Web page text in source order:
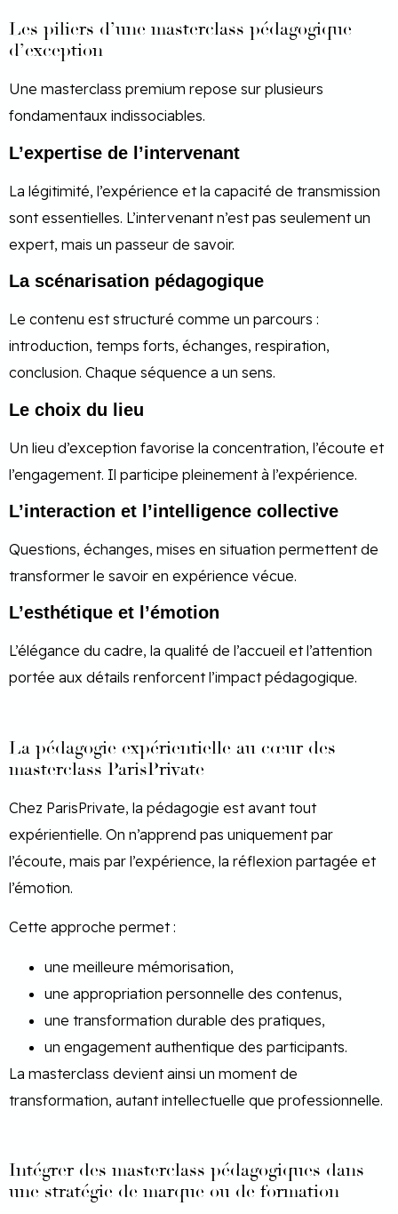
Les piliers d’une masterclass pédagogique
d’exception
Une masterclass premium repose sur plusieurs
fondamentaux indissociables.
L’expertise de l’intervenant
La légitimité, l’expérience et la capacité de transmission
sont essentielles. L’intervenant n’est pas seulement un
expert, mais un passeur de savoir.
La scénarisation pédagogique
Le contenu est structuré comme un parcours :
introduction, temps forts, échanges, respiration,
conclusion. Chaque séquence a un sens.
Le choix du lieu
Un lieu d’exception favorise la concentration, l’écoute et
l’engagement. Il participe pleinement à l’expérience.
L’interaction et l’intelligence collective
Questions, échanges, mises en situation permettent de
transformer le savoir en expérience vécue.
L’esthétique et l’émotion
L’élégance du cadre, la qualité de l’accueil et l’attention
portée aux détails renforcent l’impact pédagogique.
La pédagogie expérientielle au cœur des
masterclass ParisPrivate
Chez ParisPrivate, la pédagogie est avant tout
expérientielle. On n’apprend pas uniquement par
l’écoute, mais par l’expérience, la réflexion partagée et
l’émotion.
Cette approche permet :
une meilleure mémorisation,
une appropriation personnelle des contenus,
une transformation durable des pratiques,
un engagement authentique des participants.
La masterclass devient ainsi un moment de
transformation, autant intellectuelle que professionnelle.
Intégrer des masterclass pédagogiques dans
une stratégie de marque ou de formation